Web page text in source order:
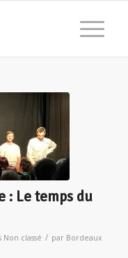
: Le temps du
Non classé / par Bordeaux